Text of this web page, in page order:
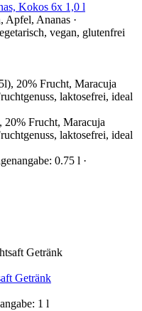
Kokos 6x 1,0 l
Apfel, Ananas ·
vegan, glutenfrei
20% Frucht, Maracuja
laktosefrei, ideal
0.75 l ·
Getränk
1 l